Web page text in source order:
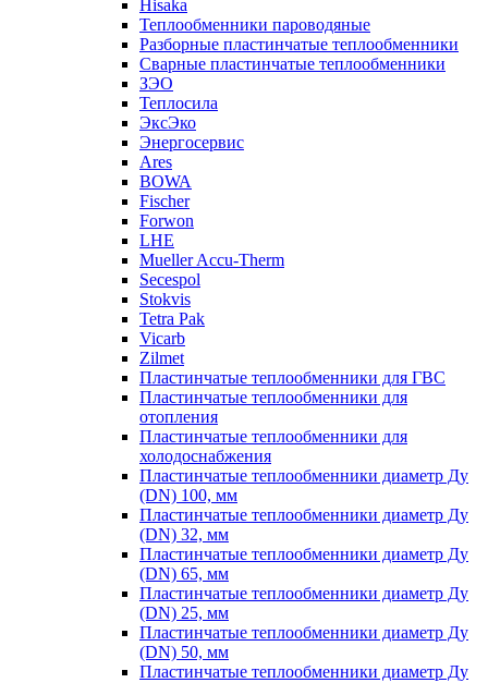
Hisaka
Теплообменники пароводяные
Разборные пластинчатые теплообменники
Сварные пластинчатые теплообменники
ЗЭО
Теплосила
ЭксЭко
Энергосервис
Ares
BOWA
Fischer
Forwon
LHE
Mueller Accu-Therm
Secespol
Stokvis
Tetra Pak
Vicarb
Zilmet
Пластинчатые теплообменники для ГВС
Пластинчатые теплообменники для
отопления
Пластинчатые теплообменники для
холодоснабжения
Пластинчатые теплообменники диаметр Ду
(DN) 100, мм
Пластинчатые теплообменники диаметр Ду
(DN) 32, мм
Пластинчатые теплообменники диаметр Ду
(DN) 65, мм
Пластинчатые теплообменники диаметр Ду
(DN) 25, мм
Пластинчатые теплообменники диаметр Ду
(DN) 50, мм
Пластинчатые теплообменники диаметр Ду